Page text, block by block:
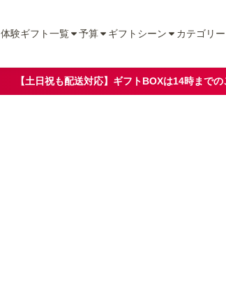
体験ギフト一覧 予算 ギフトシーン カテゴリー
【土日祝も配送対応】ギフトBOXは14時まで